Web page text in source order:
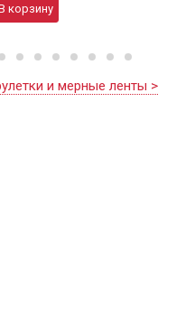
корзину
и мерные ленты >